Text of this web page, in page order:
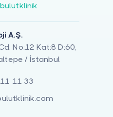
A.Ş.
No:12 Kat:8 D:60,
/ İstanbul
11 33